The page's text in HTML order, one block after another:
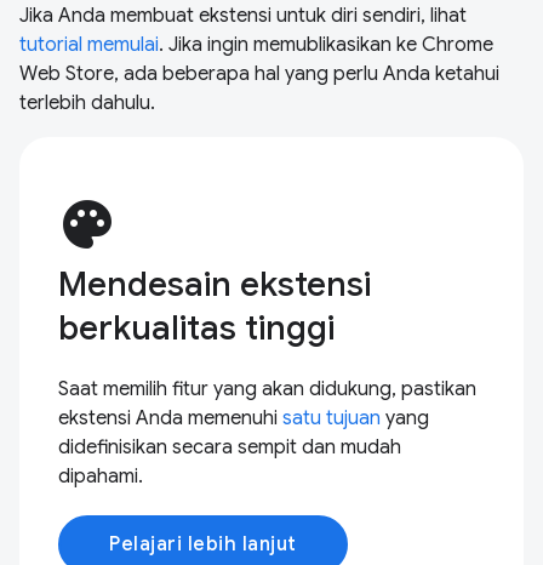
Jika Anda membuat ekstensi untuk diri sendiri, lihat
tutorial memulai. Jika ingin memublikasikan ke Chrome
Web Store, ada beberapa hal yang perlu Anda ketahui
terlebih dahulu.
palette
Mendesain ekstensi
berkualitas tinggi
Saat memilih fitur yang akan didukung, pastikan
ekstensi Anda memenuhi satu tujuan yang
didefinisikan secara sempit dan mudah
dipahami.
Pelajari lebih lanjut